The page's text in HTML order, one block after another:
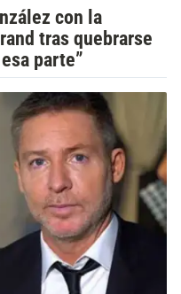
con la
tras quebrarse
parte”